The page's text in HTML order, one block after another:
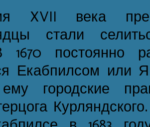
XVII века
стали
постоянно
Екабпилсом или
городские